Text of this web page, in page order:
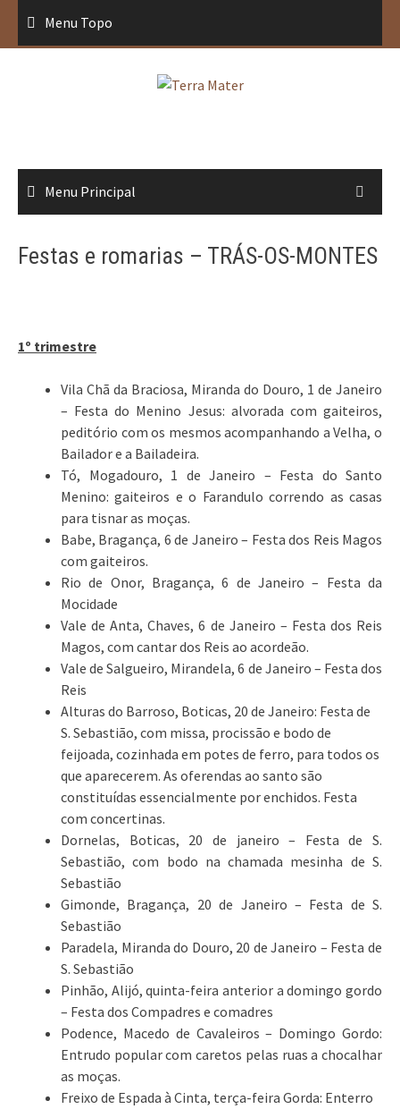
conteúdo
Menu Topo
Menu Principal
Festas e romarias – TRÁS-OS-MONTES
1º trimestre
Vila Chã da Braciosa, Miranda do Douro, 1 de Janeiro
– Festa do Menino Jesus: alvorada com gaiteiros,
peditório com os mesmos acompanhando a Velha, o
Bailador e a Bailadeira.
Tó, Mogadouro, 1 de Janeiro – Festa do Santo
Menino: gaiteiros e o Farandulo correndo as casas
para tisnar as moças.
Babe, Bragança, 6 de Janeiro – Festa dos Reis Magos
com gaiteiros.
Rio de Onor, Bragança, 6 de Janeiro – Festa da
Mocidade
Vale de Anta, Chaves, 6 de Janeiro – Festa dos Reis
Magos, com cantar dos Reis ao acordeão.
Vale de Salgueiro, Mirandela, 6 de Janeiro – Festa dos
Reis
Alturas do Barroso, Boticas, 20 de Janeiro: Festa de
S. Sebastião, com missa, procissão e bodo de
feijoada, cozinhada em potes de ferro, para todos os
que aparecerem. As oferendas ao santo são
constituídas essencialmente por enchidos. Festa
com concertinas.
Dornelas, Boticas, 20 de janeiro – Festa de S.
Sebastião, com bodo na chamada mesinha de S.
Sebastião
Gimonde, Bragança, 20 de Janeiro – Festa de S.
Sebastião
Paradela, Miranda do Douro, 20 de Janeiro – Festa de
S. Sebastião
Pinhão, Alijó, quinta-feira anterior a domingo gordo
– Festa dos Compadres e comadres
Podence, Macedo de Cavaleiros – Domingo Gordo:
Entrudo popular com caretos pelas ruas a chocalhar
as moças.
Freixo de Espada à Cinta, terça-feira Gorda: Enterro